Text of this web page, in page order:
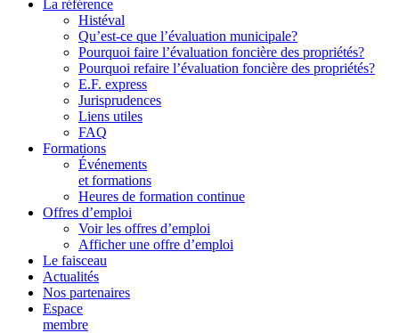
La référence
Histéval
Qu’est-ce que l’évaluation municipale?
Pourquoi faire l’évaluation foncière des propriétés?
Pourquoi refaire l’évaluation foncière des propriétés?
E.F. express
Jurisprudences
Liens utiles
FAQ
Formations
Événements
et formations
Heures de formation continue
Offres d’emploi
Voir les offres d’emploi
Afficher une offre d’emploi
Le faisceau
Actualités
Nos partenaires
Espace
membre